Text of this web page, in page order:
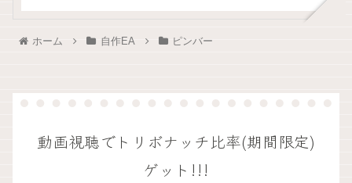
ホーム 自作EA ピンバー
動画視聴でトリボナッチ比率(期間限定)
ゲット!!!